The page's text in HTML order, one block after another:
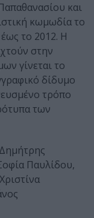
και
κωμωδία το
το 2012. Η
στην
γίνεται το
δίδυμο
τρόπο
των
Παυλίδου,